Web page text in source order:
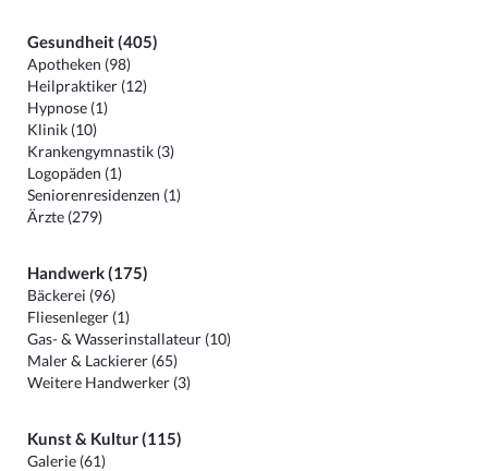
Gesundheit (405)
Apotheken (98)
Heilpraktiker (12)
Hypnose (1)
Klinik (10)
Krankengymnastik (3)
Logopäden (1)
Seniorenresidenzen (1)
Ärzte (279)
Handwerk (175)
Bäckerei (96)
Fliesenleger (1)
Gas- & Wasserinstallateur (10)
Maler & Lackierer (65)
Weitere Handwerker (3)
Kunst & Kultur (115)
Galerie (61)